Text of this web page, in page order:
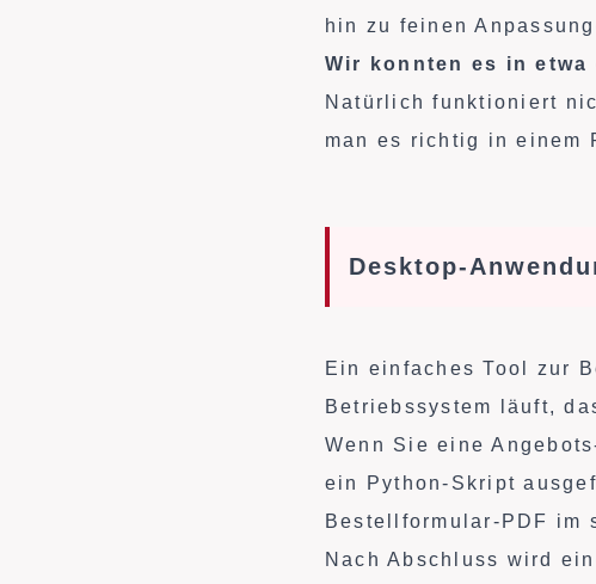
hin zu feinen
Wir konnten es in
Natürlich funktioniert
man es richtig in einem
Desktop-
Ein einfaches Tool zur
Betriebssystem läuft,
Wenn Sie eine
ein Python-Skript
Bestellformular-PDF im
Nach Abschluss wird